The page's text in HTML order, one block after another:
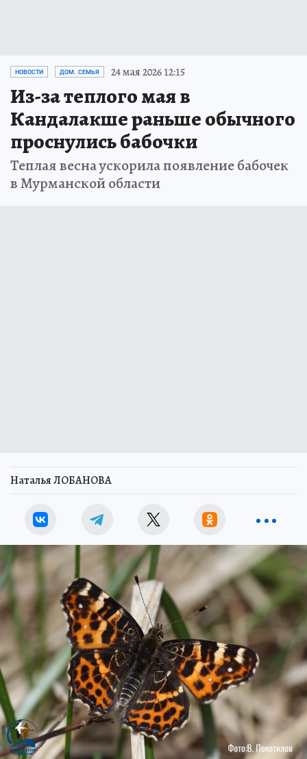
НОВОСТИ ДОМ. СЕМЬЯ 24 мая 2026 12:15
Из-за теплого мая в
Кандалакше раньше обычного
проснулись бабочки
Теплая весна ускорила появление бабочек
в Мурманской области
Наталья ЛОБАНОВА